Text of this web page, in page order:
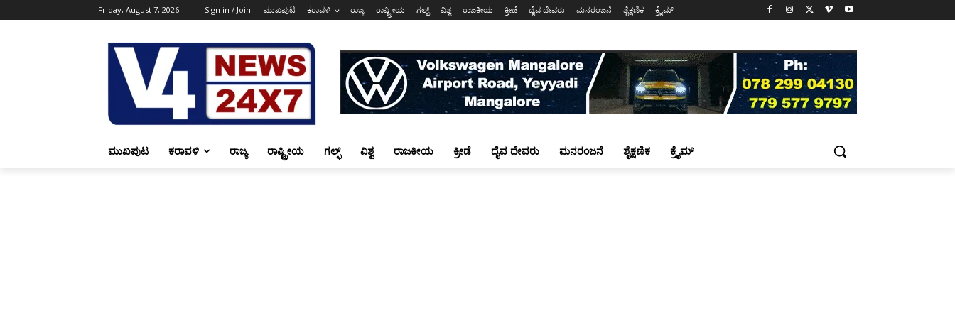
Friday, August 7, 2026 Sign in / Join ಮುಖಪುಟ ಕರಾವಳಿ ರಾಜ್ಯ ರಾಷ್ಟ್ರೀಯ ಗಲ್ಫ್ ವಿಶ್ವ ರಾಜಕೀಯ ಕ್ರೀಡೆ ದೈವ ದೇವರು ಮನರಂಜನೆ ಶೈಕ್ಷಣಿಕ ಕ್ರೈಮ್
ಮುಖಪುಟ ಕರಾವಳಿ ರಾಜ್ಯ ರಾಷ್ಟ್ರೀಯ ಗಲ್ಫ್ ವಿಶ್ವ ರಾಜಕೀಯ ಕ್ರೀಡೆ ದೈವ ದೇವರು ಮನರಂಜನೆ ಶೈಕ್ಷಣಿಕ ಕ್ರೈಮ್